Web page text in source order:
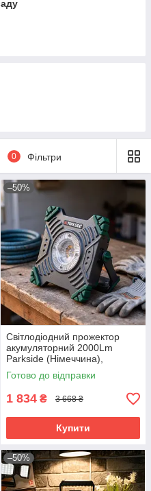
0 Фільтри
–50%
Світлодіодний прожектор
акумуляторний 2000Lm
Parkside (Німеччина),
Прожектор переносний
світлодіодний, RYH
Готово до відправки
1 834 ₴ 3 668 ₴
Купити
–50%